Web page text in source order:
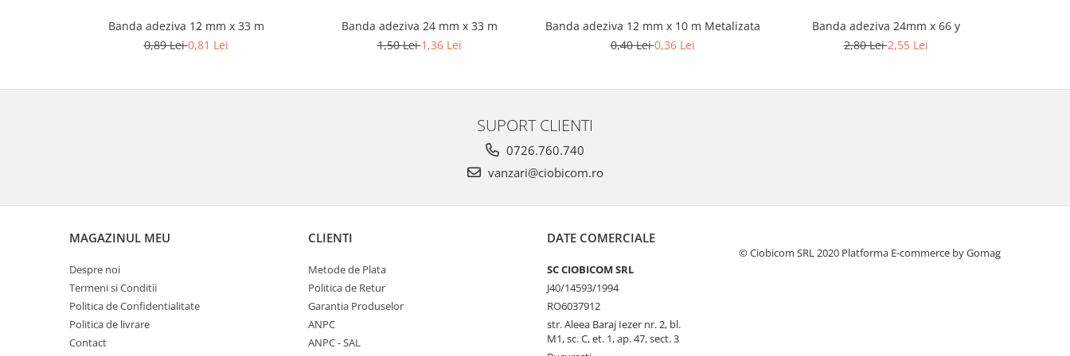
Banda adeziva 12 mm x 33 m
0,89 Lei0,81 Lei
Banda adeziva 24 mm x 33 m
1,50 Lei1,36 Lei
Banda adeziva 12 mm x 10 m Metalizata
0,40 Lei0,36 Lei
Banda adeziva 24mm x 66 y
2,80 Lei2,55 Lei
SUPORT CLIENTI
0726.760.740
vanzari@ciobicom.ro
MAGAZINUL MEU
Despre noi
Termeni si Conditii
Politica de Confidentialitate
Politica de livrare
Contact
CLIENTI
Metode de Plata
Politica de Retur
Garantia Produselor
ANPC
ANPC - SAL
DATE COMERCIALE
SC CIOBICOM SRL
J40/14593/1994
RO6037912
str. Aleea Baraj Iezer nr. 2, bl.
M1, sc. C, et. 1, ap. 47, sect. 3
© Ciobicom SRL 2020 Platforma E-commerce by Gomag